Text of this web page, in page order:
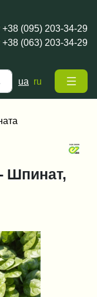
+38 (095) 203-34-29
+38 (063) 203-34-29
ua ru
Шпинат,